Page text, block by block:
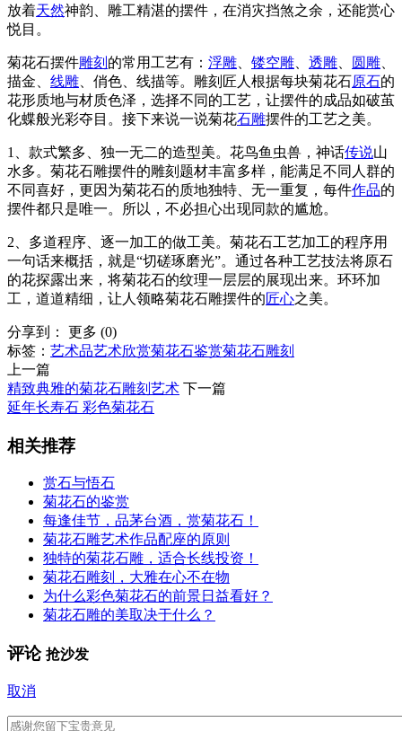
放着天然神韵、雕工精湛的摆件，在消灾挡煞之余，还能赏心
悦目。
菊花石摆件雕刻 的常用工艺有： 浮雕 镂空雕 透雕 圆雕
描金、 线雕 、俏色、线描等。雕刻匠人根据每块菊花石原石的
花形质地与材质色泽，选择不同的工艺，让摆件的成品如破茧
化蝶般光彩夺目。接下来说一说菊花石雕摆件的工艺之美。
1、款式繁多、独一无二的造型美。花鸟鱼虫兽，神话传说山
水多。菊花石雕摆件的雕刻题材丰富多样，能满足不同人群的
不同喜好，更因为菊花石的质地独特、无一重复，每件作品的
摆件都只是唯一。所以，不必担心出现同款的尴尬。
2、多道程序、逐一加工的做工美。菊花石工艺加工的程序用
一句话来概括，就是“切磋琢磨光”。通过各种工艺技法将原石
的花探露出来，将菊花石的纹理一层层的展现出来。环环加
工，道道精细，让人领略菊花石雕摆件的匠心之美。
分享到： 更多 (0)
标签： 艺术品艺术欣赏菊花石鉴赏菊花石雕刻
上一篇
精致典雅的菊花石雕刻艺术 下一篇
延年长寿石 彩色菊花石
相关推荐
赏石与悟石
菊花石的鉴赏
每逢佳节，品茅台酒，赏菊花石！
菊花石雕艺术作品配座的原则
独特的菊花石雕，适合长线投资！
菊花石雕刻，大雅在心不在物
为什么彩色菊花石的前景日益看好？
菊花石雕的美取决于什么？
评论 抢沙发
取消